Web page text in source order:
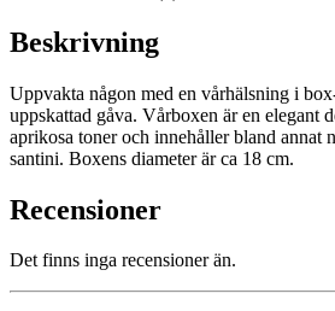
Beskrivning
Uppvakta någon med en vårhälsning i
uppskattad gåva. Vårboxen är en elegant
aprikosa toner och innehåller bland annat
santini. Boxens diameter är ca 18 cm.
Recensioner
Det finns inga recensioner än.